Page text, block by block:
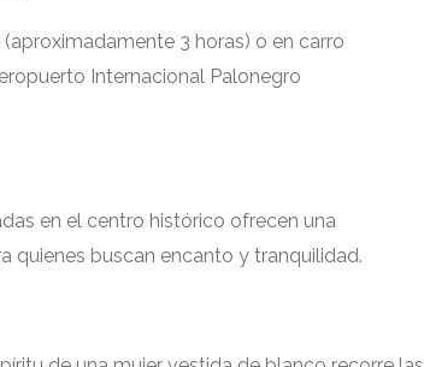
3 horas) o en carro
Internacional Palonegro
en el centro histórico ofrecen una
quienes buscan encanto y tranquilidad.